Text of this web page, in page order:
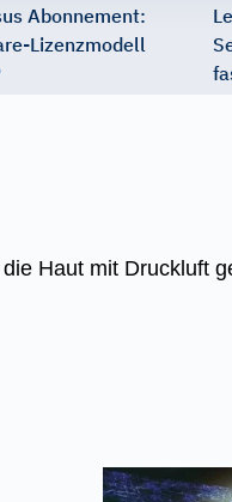
Abonnement:
Lizenzmodell
Haut mit Druckluft